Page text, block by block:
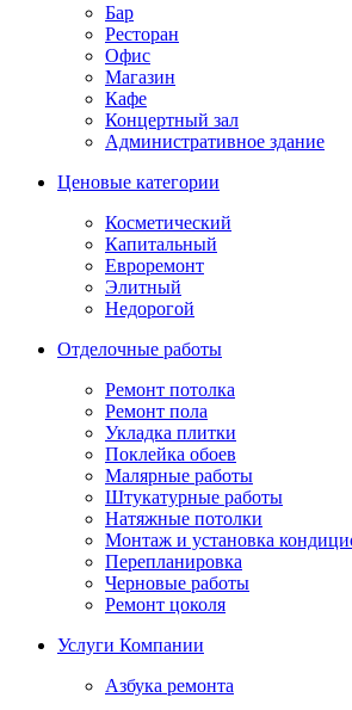
Бар
Ресторан
Офис
Магазин
Кафе
Концертный зал
Административное здание
Ценовые категории
Косметический
Капитальный
Евроремонт
Элитный
Недорогой
Отделочные работы
Ремонт потолка
Ремонт пола
Укладка плитки
Поклейка обоев
Малярные работы
Штукатурные работы
Натяжные потолки
Монтаж и установка
Перепланировка
Черновые работы
Ремонт цоколя
Услуги Компании
Азбука ремонта